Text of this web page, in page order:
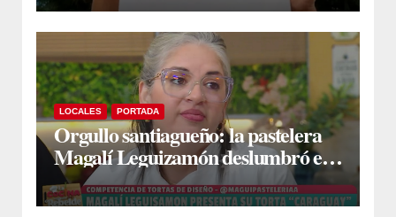
LOCALES PORTADA
Orgullo santiagueño: la pastelera
Magalí Leguizamón deslumbró en
Canal 13 con su torta “Caraguay” y
ganó la competencia